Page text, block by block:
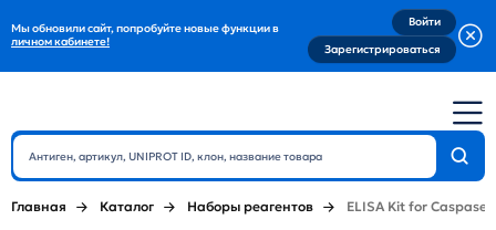
Мы обновили сайт, попробуйте новые функции в
личном кабинете!
Войти
Зарегистрироваться
Главная Каталог Наборы реагентов ELISA Kit for Caspase